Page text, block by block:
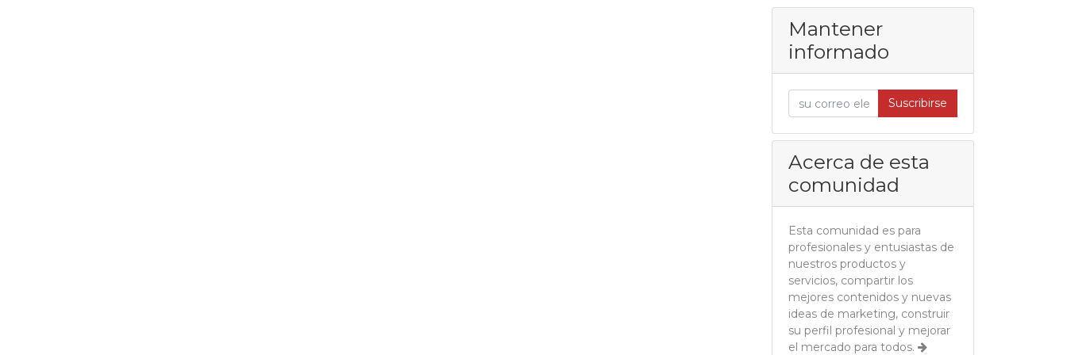
Mantener
informado
Suscribirse
Acerca de esta
comunidad
Esta comunidad es para
profesionales y entusiastas de
nuestros productos y
servicios, compartir los
mejores contenidos y nuevas
ideas de marketing, construir
su perfil profesional y mejorar
el mercado para todos.